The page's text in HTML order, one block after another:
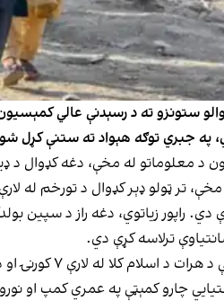
د معلوماتو له مخې، دغه کډوال د
ترلاسه کړې دي.